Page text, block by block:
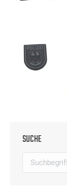
SUCHE